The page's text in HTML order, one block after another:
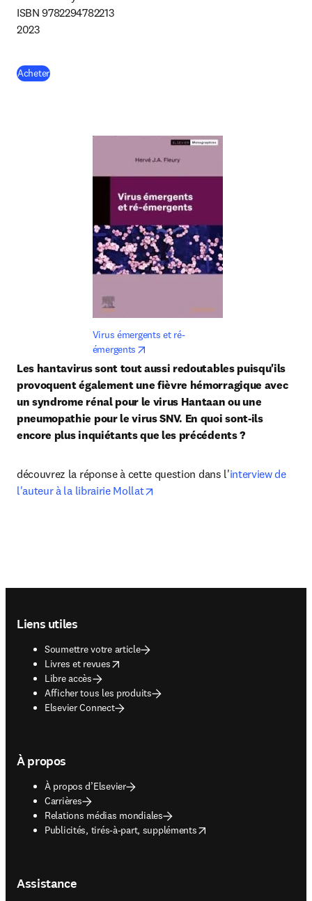
ISBN 9782294782213
2023
Acheter(
Virus émergents et ré-
émergents
Les hantavirus sont tout aussi redoutables puisqu'ils
provoquent également une fièvre hémorragique avec
un syndrome rénal pour le virus Hantaan ou une
pneumopathie pour le virus SNV. En quoi sont-ils
encore plus inquiétants que les précédents ?
découvrez la réponse à cette question dans l'interview de
l'auteur à la librairie Mollat
Liens utiles
Soumettre votre article
Livres et revues
opens in new tab/window
Libre accès
Afficher tous les produits
Elsevier Connect
À propos
À propos d’Elsevier
Carrières
Relations médias mondiales
Publicités, tirés-à-part, suppléments
opens in new tab/window
Assistance